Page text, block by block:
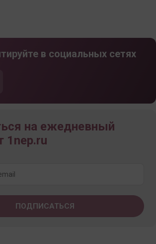
в социальных сетях
на ежедневный
1nep.ru